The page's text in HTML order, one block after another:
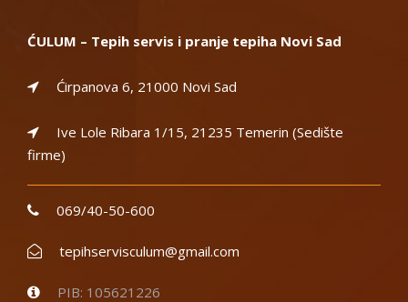
ĆULUM – Tepih servis i pranje tepiha Novi Sad
Ćirpanova 6, 21000 Novi Sad
Ive Lole Ribara 1/15, 21235 Temerin (Sedište
firme)
069/40-50-600
tepihservisculum@gmail.com
PIB: 105621226